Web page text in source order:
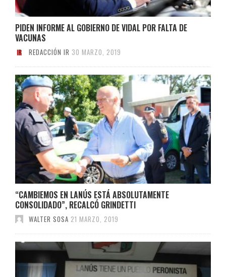
PIDEN INFORME AL GOBIERNO DE VIDAL POR FALTA DE
VACUNAS
REDACCIÓN IR 30 MARZO, 2019
“CAMBIEMOS EN LANÚS ESTÁ ABSOLUTAMENTE
CONSOLIDADO”, RECALCÓ GRINDETTI
WALTER SOSA 21 MARZO, 2019